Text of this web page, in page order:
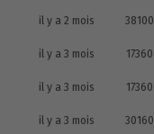
il y a 2 mois 38100
il y a 3 mois 17360
il y a 3 mois 17360
il y a 3 mois 30160